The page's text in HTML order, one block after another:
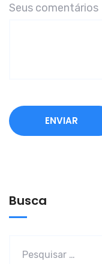
Seus comentários
e
Busca